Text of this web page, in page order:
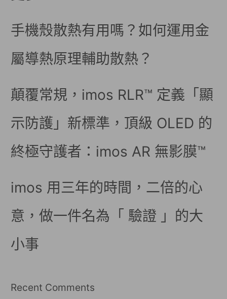
手機殼散熱有用嗎？如何運用金
屬導熱原理輔助散熱？
顛覆常規，imos RLR™ 定義「顯
示防護」新標準，頂級 OLED 的
終極守護者：imos AR 無影膜™
imos 用三年的時間，二倍的心
意，做一件名為「 驗證 」的大
小事
Recent Comments